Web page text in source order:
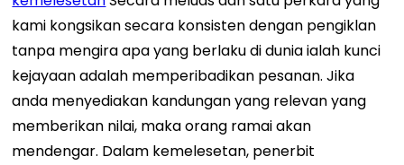
kami kongsikan secara konsisten dengan pengiklan
tanpa mengira apa yang berlaku di dunia ialah kunci
kejayaan adalah memperibadikan pesanan. Jika
anda menyediakan kandungan yang relevan yang
memberikan nilai, maka orang ramai akan
mendengar. Dalam kemelesetan, penerbit